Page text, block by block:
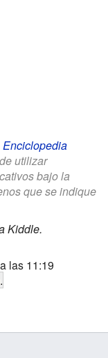
Enciclopedia
utilizar
bajo la
que se indique
Kiddle.
las 11:19
.